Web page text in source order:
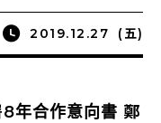
2019.12.27 (五)
年合作意向書 鄭